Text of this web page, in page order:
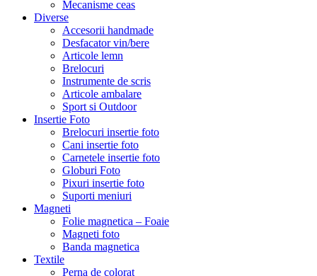
Mecanisme ceas
Diverse
Accesorii handmade
Desfacator vin/bere
Articole lemn
Brelocuri
Instrumente de scris
Articole ambalare
Sport si Outdoor
Insertie Foto
Brelocuri insertie foto
Cani insertie foto
Carnetele insertie foto
Globuri Foto
Pixuri insertie foto
Suporti meniuri
Magneti
Folie magnetica – Foaie
Magneti foto
Banda magnetica
Textile
Perna de colorat